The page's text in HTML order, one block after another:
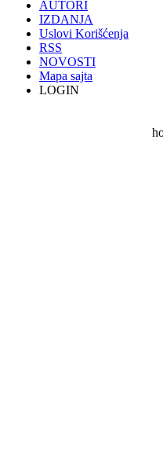
AUTORI
IZDANJA
Uslovi Korišćenja
RSS
NOVOSTI
Mapa sajta
LOGIN